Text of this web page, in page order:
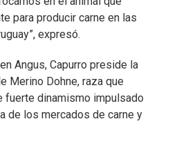
para producir carne en las
expresó.
Angus, Capurro preside la
Merino Dohne, raza que
fuerte dinamismo impulsado
de los mercados de carne y